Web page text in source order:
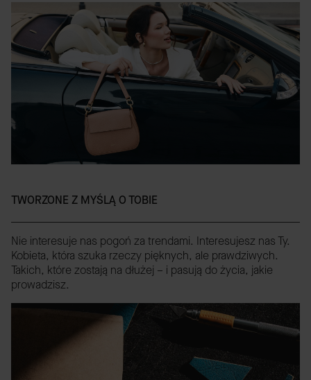
TWORZONE Z MYŚLĄ O TOBIE
Nie interesuje nas pogoń za trendami. Interesujesz nas Ty.
Kobieta, która szuka rzeczy pięknych, ale prawdziwych.
Takich, które zostają na dłużej – i pasują do życia, jakie
prowadzisz.